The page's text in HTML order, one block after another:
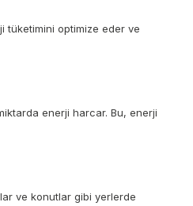
tüketimini optimize eder ve
enerji harcar. Bu, enerji
ve konutlar gibi yerlerde